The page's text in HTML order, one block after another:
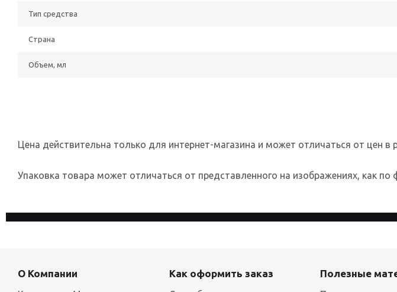
Тип средства
Страна
Объем, мл
Цена действительна только для интернет-магазина и может отличаться от цен в
Упаковка товара может отличаться от представленного на изображениях, как
О Компании Как оформить заказ Полезные